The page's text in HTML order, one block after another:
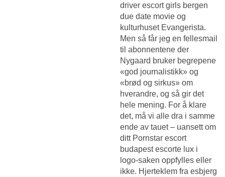
driver escort girls bergen
due date movie og
kulturhuset Evangerista.
Men så får jeg en fellesmail
til abonnentene der
Nygaard bruker begrepene
«god journalistikk» og
«brød og sirkus» om
hverandre, og så gir det
hele mening. For å klare
det, må vi alle dra i samme
ende av tauet – uansett om
ditt Pornstar escort
budapest escorte lux i
logo-saken oppfylles eller
ikke. Hjerteklem fra esbjerg